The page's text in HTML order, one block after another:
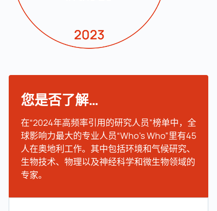
您是否了解…
在“2024年高频率引用的研究人员”榜单中，全
球影响力最大的专业人员“Who’s Who”里有45
人在奥地利工作。其中包括环境和气候研究、
生物技术、物理以及神经科学和微生物领域的
专家。